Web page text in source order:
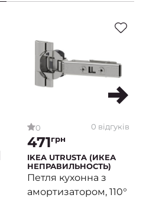
0 0 відгуків
471грн
IKEA UTRUSTA (ИКЕА
НЕПРАВИЛЬНОСТЬ)
Петля кухонна з
амортизатором, 110°